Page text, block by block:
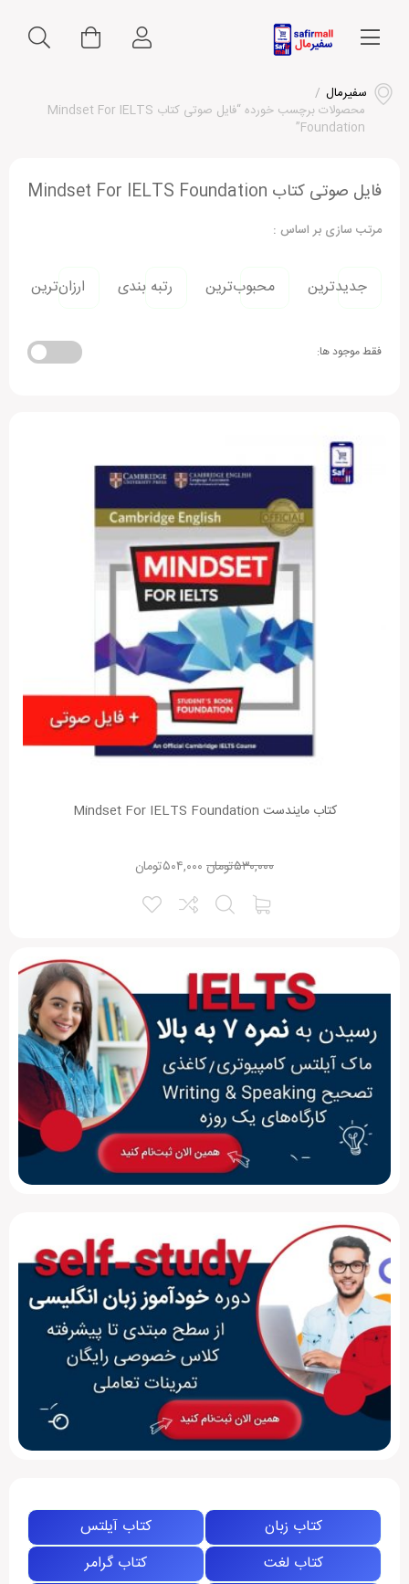
سفیرمال /
محصولات برچسب خورده “فایل صوتی کتاب Mindset For IELTS
Foundation”
فایل صوتی کتاب Mindset For IELTS Foundation
مرتب سازی بر اساس :
جدیدترین محبوب‌ترین رتبه بندی ارزان‌ترین
فقط موجود ها:
کتاب مایندست Mindset For IELTS Foundation
تومان۵۳۰,۰۰۰ تومان۵۰۴,۰۰۰
کتاب زبان
کتاب آیلتس
کتاب لغت
کتاب گرامر